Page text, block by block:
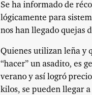
Se ha informado de
lógicamente para
nos han llegado quejas
Quienes utilizan leña y
“hacer” un asadito, es
verano y así logró
kilos, se pueden llegar